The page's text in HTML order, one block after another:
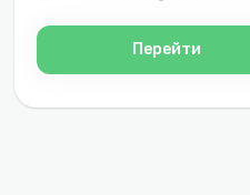
Перейти